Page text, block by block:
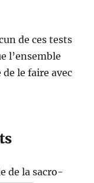
de ces tests
l’ensemble
le faire avec
de la sacro-